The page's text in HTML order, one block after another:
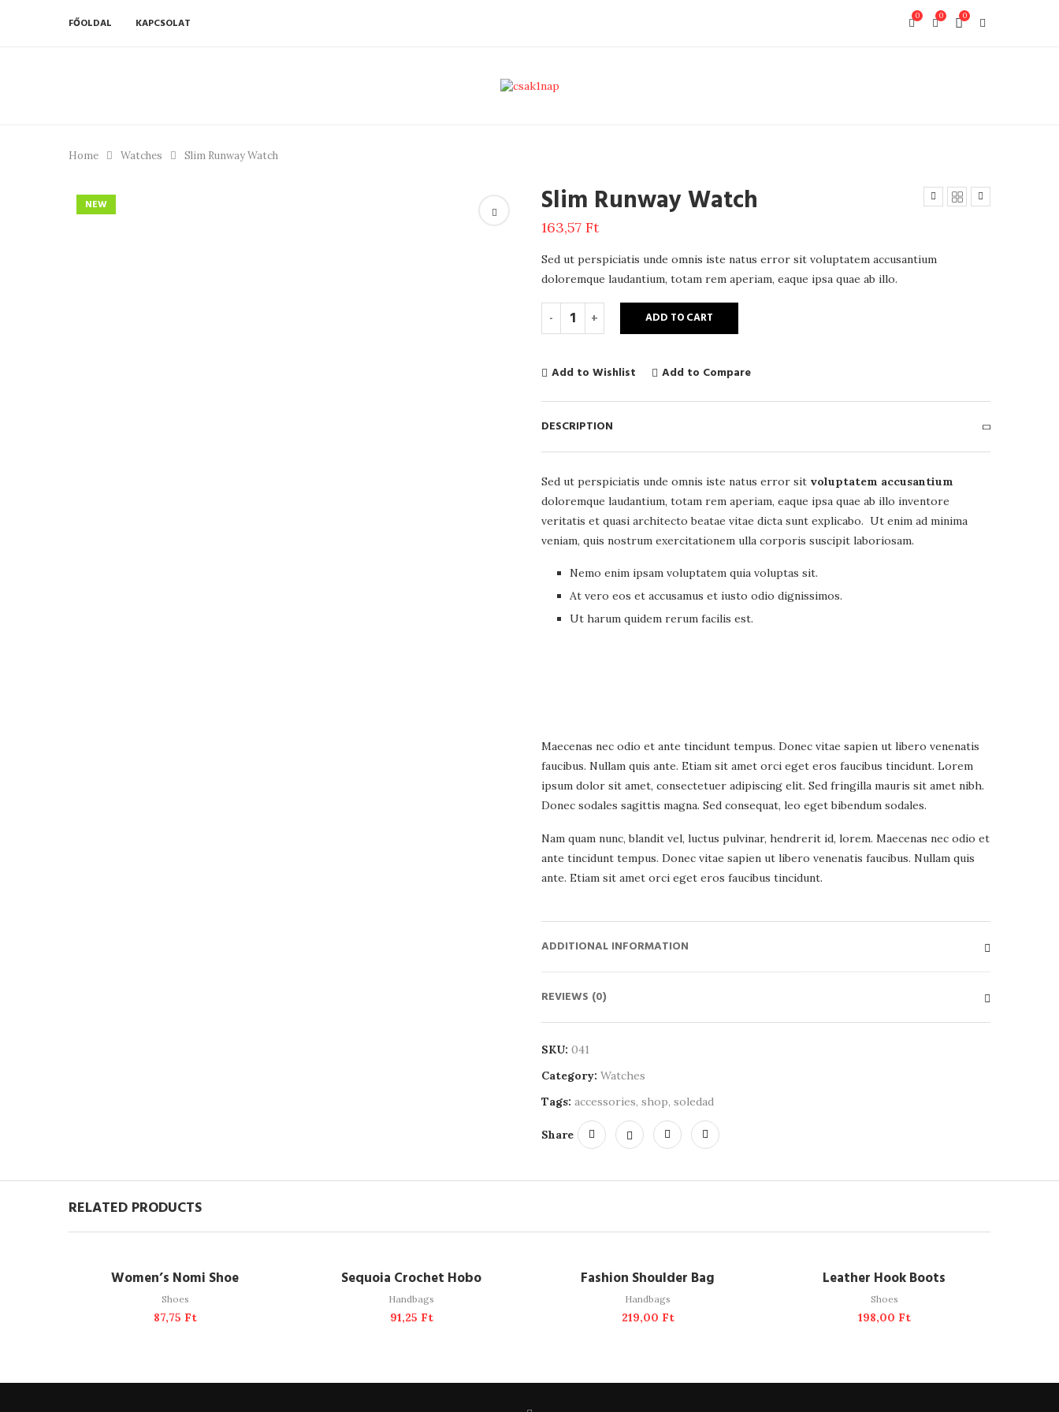
FŐOLDAL KAPCSOLAT
0
0
0
Home Watches Slim Runway Watch
NEW Slim Runway Watch
163,57 Ft
Sed ut perspiciatis unde omnis iste natus error sit voluptatem accusantium
doloremque laudantium, totam rem aperiam, eaque ipsa quae ab illo.
ADD TO CART
Add to Wishlist Add to Compare
DESCRIPTION
Sed ut perspiciatis unde omnis iste natus error sit voluptatem accusantium
doloremque laudantium, totam rem aperiam, eaque ipsa quae ab illo inventore
veritatis et quasi architecto beatae vitae dicta sunt explicabo. Ut enim ad minima
veniam, quis nostrum exercitationem ulla corporis suscipit laboriosam.
Nemo enim ipsam voluptatem quia voluptas sit.
At vero eos et accusamus et iusto odio dignissimos.
Ut harum quidem rerum facilis est.
Maecenas nec odio et ante tincidunt tempus. Donec vitae sapien ut libero venenatis
faucibus. Nullam quis ante. Etiam sit amet orci eget eros faucibus tincidunt. Lorem
ipsum dolor sit amet, consectetuer adipiscing elit. Sed fringilla mauris sit amet nibh.
Donec sodales sagittis magna. Sed consequat, leo eget bibendum sodales.
Nam quam nunc, blandit vel, luctus pulvinar, hendrerit id, lorem. Maecenas nec odio et
ante tincidunt tempus. Donec vitae sapien ut libero venenatis faucibus. Nullam quis
ante. Etiam sit amet orci eget eros faucibus tincidunt.
ADDITIONAL INFORMATION
REVIEWS (0)
SKU: 041
Category: Watches
Tags: accessories, shop, soledad
Share
RELATED PRODUCTS
SOLD OUT
READ MORE
Women’s Nomi Shoe
Shoes
87,75 Ft
ADD TO CART
Sequoia Crochet Hobo
Handbags
91,25 Ft
ADD TO CART
Fashion Shoulder Bag
Handbags
219,00 Ft
ADD TO CART
Leather Hook Boots
Shoes
198,00 Ft